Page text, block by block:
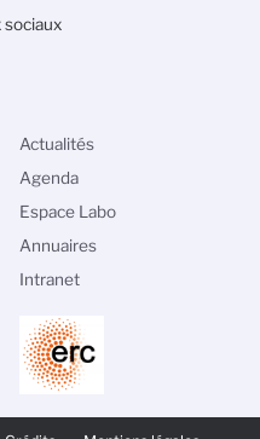
sociaux
Actualités
Agenda
Espace Labo
Annuaires
Intranet